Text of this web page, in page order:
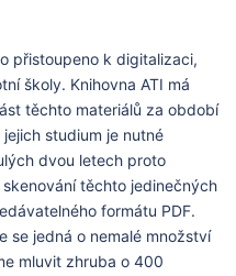
přistoupeno k digitalizaci,
školy. Knihovna ATI má
těchto materiálů za období
studium je nutné
dvou letech proto
těchto jedinečných
formátu PDF.
se jedná o nemalé množství
mluvit zhruba o 400